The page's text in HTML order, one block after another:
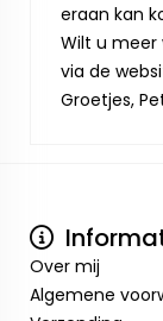
eraan kan
Wilt u meer
via de
Groetjes,
Over mij
Algemene